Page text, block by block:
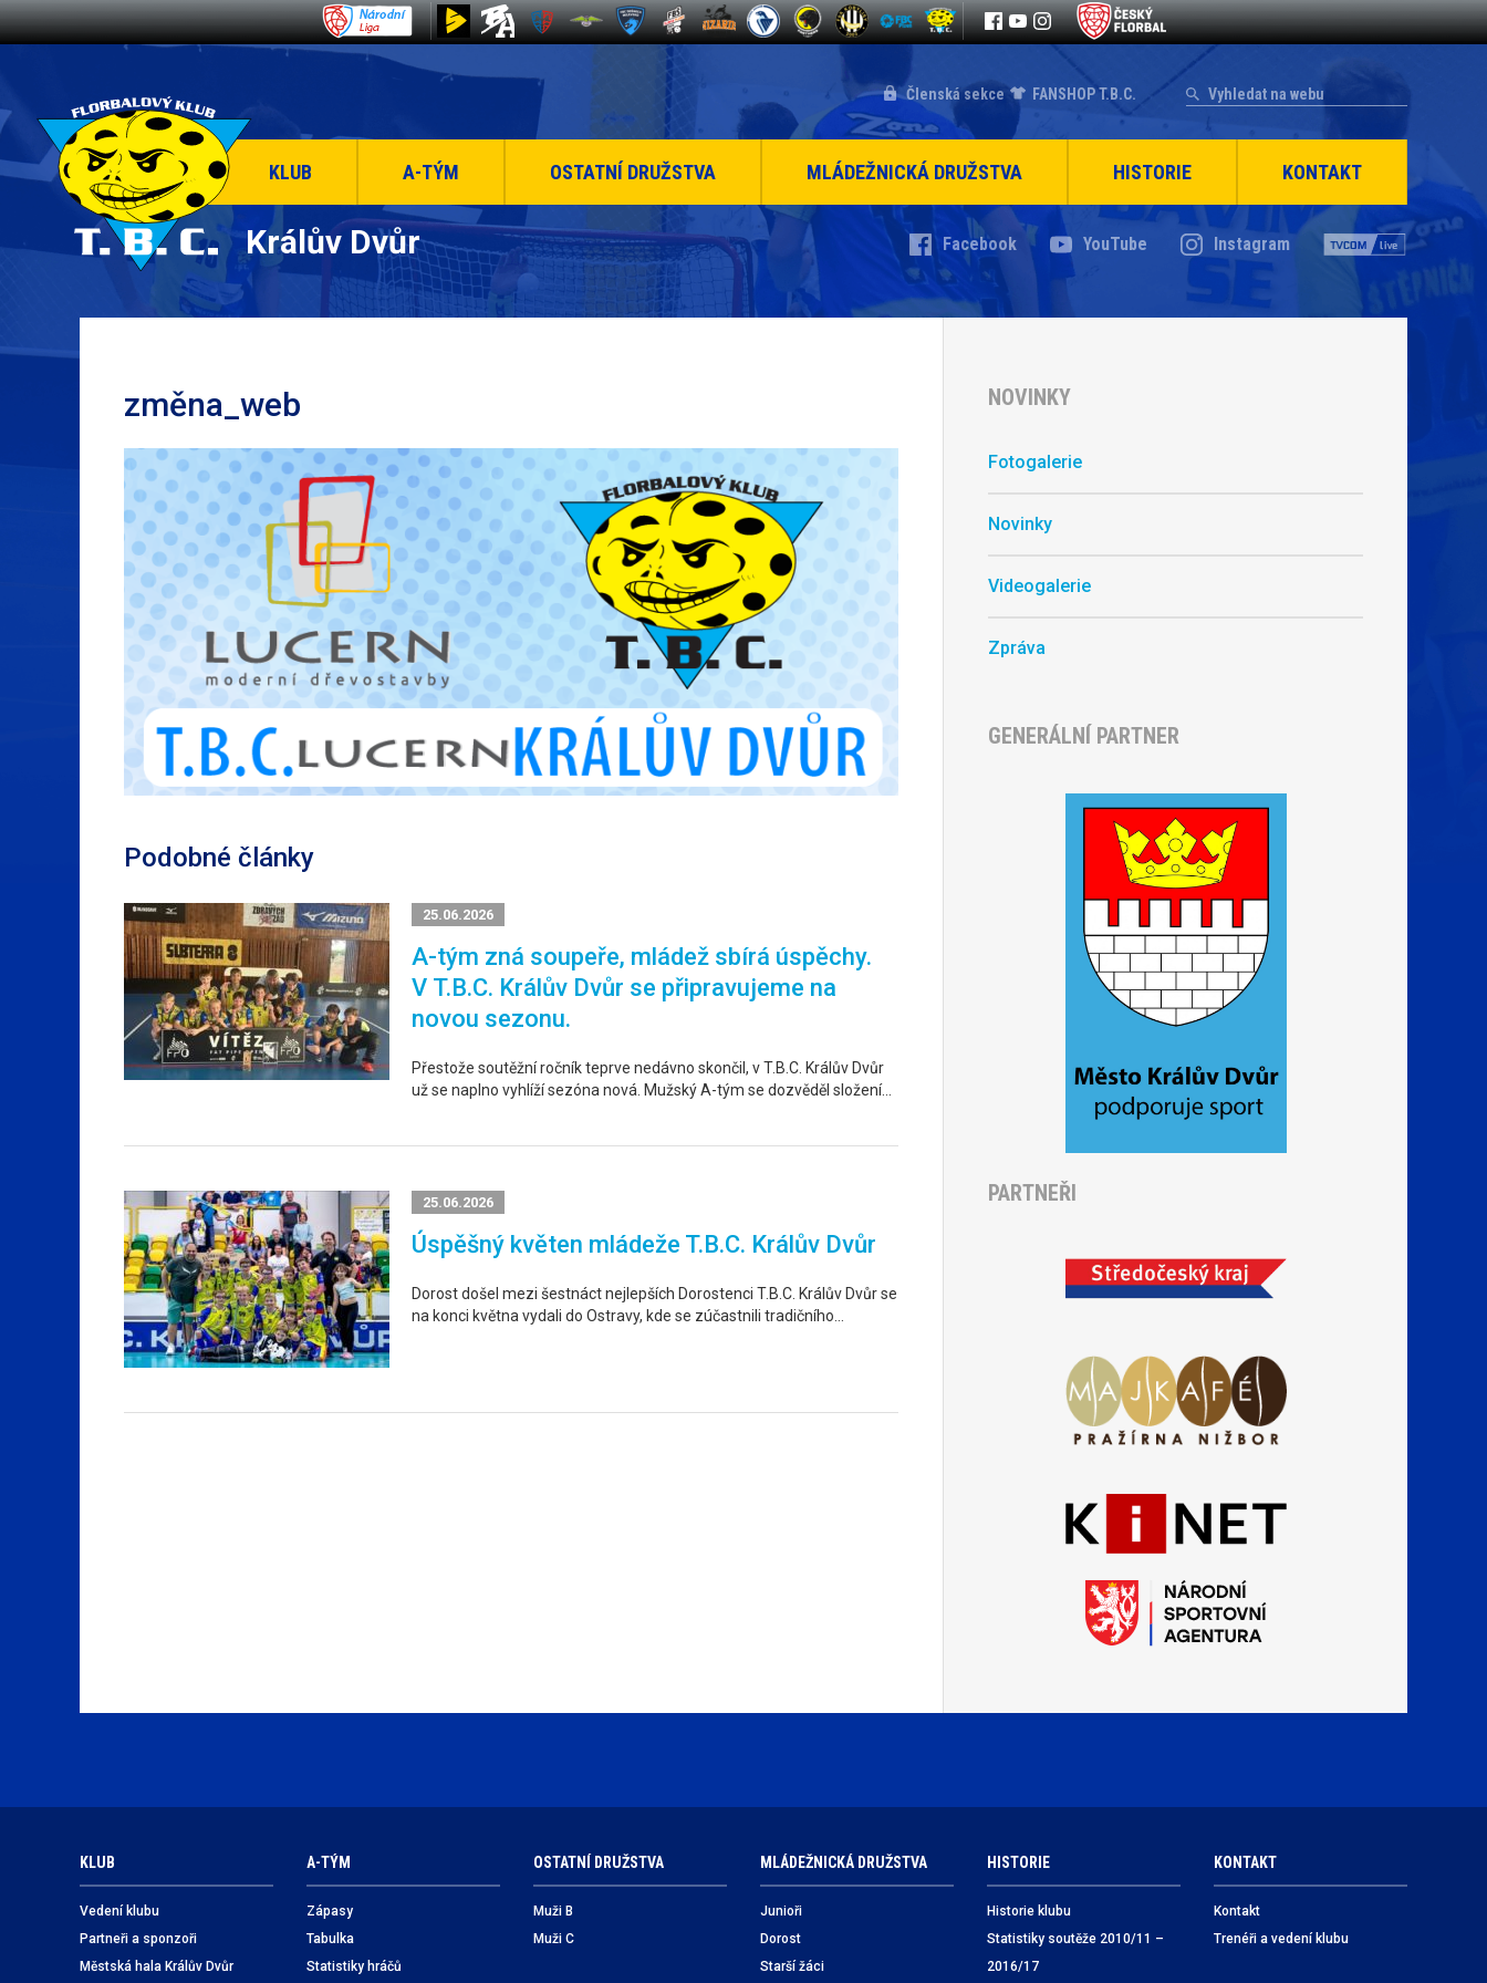
Členská sekce FANSHOP T.B.C.
KLUB A-TÝM OSTATNÍ DRUŽSTVA MLÁDEŽNICKÁ DRUŽSTVA HISTORIE KONTAKT
Králův Dvůr Facebook YouTube Instagram
změna_web
Podobné články
25.06.2026
A-tým zná soupeře, mládež sbírá úspěchy.
V T.B.C. Králův Dvůr se připravujeme na
novou sezonu.
Přestože soutěžní ročník teprve nedávno skončil, v T.B.C. Králův Dvůr
už se naplno vyhlíží sezóna nová. Mužský A-tým se dozvěděl složení…
25.06.2026
Úspěšný květen mládeže T.B.C. Králův Dvůr
Dorost došel mezi šestnáct nejlepších Dorostenci T.B.C. Králův Dvůr se
na konci května vydali do Ostravy, kde se zúčastnili tradičního…
NOVINKY
Fotogalerie
Novinky
Videogalerie
Zpráva
GENERÁLNÍ PARTNER
PARTNEŘI
KLUB
Vedení klubu
Partneři a sponzoři
Městská hala Králův Dvůr
A-TÝM
Zápasy
Tabulka
Statistiky hráčů
OSTATNÍ DRUŽSTVA
Muži B
Muži C
MLÁDEŽNICKÁ DRUŽSTVA
Junioři
Dorost
Starší žáci
HISTORIE
Historie klubu
Statistiky soutěže 2010/11 –
2016/17
KONTAKT
Kontakt
Trenéři a vedení klubu